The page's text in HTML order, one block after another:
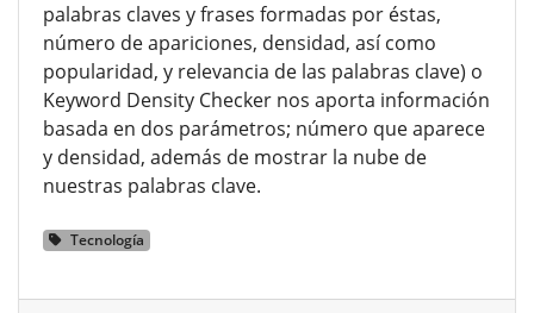
palabras claves y frases formadas por éstas,
número de apariciones, densidad, así como
popularidad, y relevancia de las palabras clave) o
Keyword Density Checker nos aporta información
basada en dos parámetros; número que aparece
y densidad, además de mostrar la nube de
nuestras palabras clave.
Tecnología